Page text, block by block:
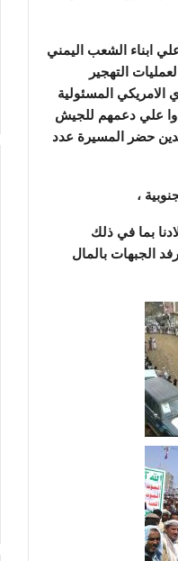
ابناء الشعب اليمني
التهجير
الامريكي المسئولية
علي دعمهم للجيش
حضر المسيرة عدد
،
بما في ذلك
الجبهات بالمال